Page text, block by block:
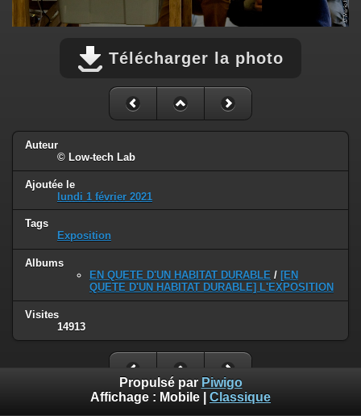
Télécharger la photo
Auteur
© Low-tech Lab
Ajoutée le
lundi 1 février 2021
Tags
Exposition
Albums
EN QUETE D'UN HABITAT DURABLE / [EN
QUETE D'UN HABITAT DURABLE] L'EXPOSITION
Visites
14913
Propulsé par Piwigo
Affichage : Mobile Classique